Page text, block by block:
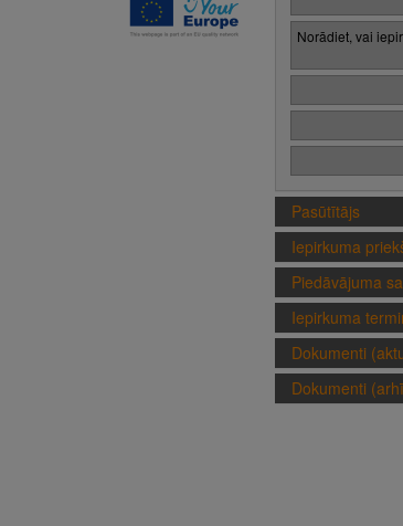
Norādiet, vai
Pasūtītājs
Iepirkuma
Piedāvājuma
Iepirkuma
Dokumenti
Dokumenti